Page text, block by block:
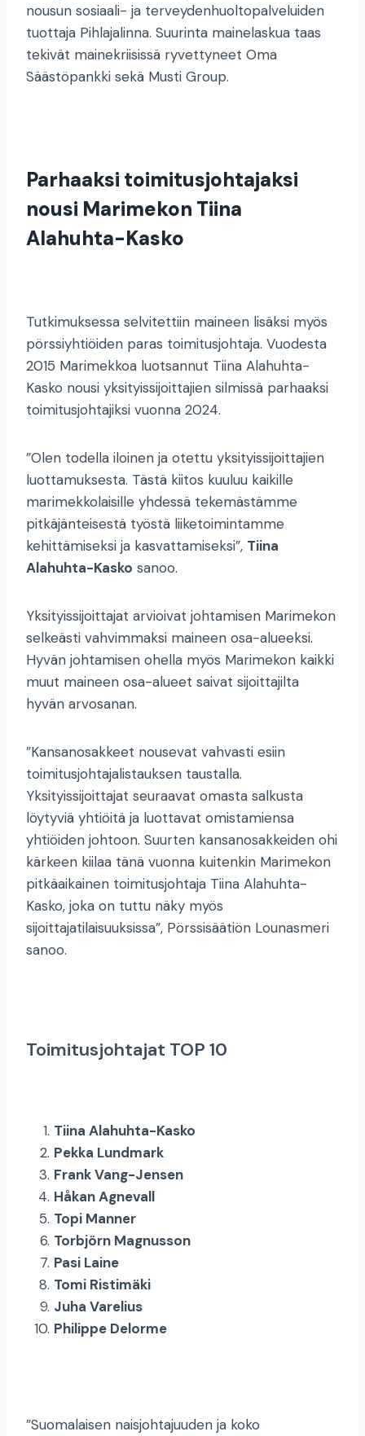
nousun sosiaali- ja terveydenhuoltopalveluiden
tuottaja Pihlajalinna. Suurinta mainelaskua taas
tekivät mainekriisissä ryvettyneet Oma
Säästöpankki sekä Musti Group.
Parhaaksi toimitusjohtajaksi
nousi Marimekon Tiina
Alahuhta-Kasko
Tutkimuksessa selvitettiin maineen lisäksi myös
pörssiyhtiöiden paras toimitusjohtaja. Vuodesta
2015 Marimekkoa luotsannut Tiina Alahuhta-
Kasko nousi yksityissijoittajien silmissä parhaaksi
toimitusjohtajiksi vuonna 2024.
”Olen todella iloinen ja otettu yksityissijoittajien
luottamuksesta. Tästä kiitos kuuluu kaikille
marimekkolaisille yhdessä tekemästämme
pitkäjänteisestä työstä liiketoimintamme
kehittämiseksi ja kasvattamiseksi”, Tiina
Alahuhta-Kasko sanoo.
Yksityissijoittajat arvioivat johtamisen Marimekon
selkeästi vahvimmaksi maineen osa-alueeksi.
Hyvän johtamisen ohella myös Marimekon kaikki
muut maineen osa-alueet saivat sijoittajilta
hyvän arvosanan.
”Kansanosakkeet nousevat vahvasti esiin
toimitusjohtajalistauksen taustalla.
Yksityissijoittajat seuraavat omasta salkusta
löytyviä yhtiöitä ja luottavat omistamiensa
yhtiöiden johtoon. Suurten kansanosakkeiden ohi
kärkeen kiilaa tänä vuonna kuitenkin Marimekon
pitkäaikainen toimitusjohtaja Tiina Alahuhta-
Kasko, joka on tuttu näky myös
sijoittajatilaisuuksissa”, Pörssisäätiön Lounasmeri
sanoo.
Toimitusjohtajat TOP 10
Tiina Alahuhta-Kasko
Pekka Lundmark
Frank Vang-Jensen
Håkan Agnevall
Topi Manner
Torbjörn Magnusson
Pasi Laine
Tomi Ristimäki
Juha Varelius
Philippe Delorme
”Suomalaisen naisjohtajuuden ja koko